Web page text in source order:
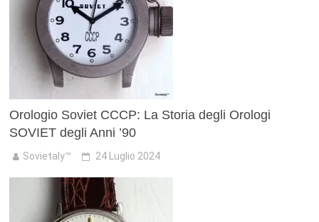
Orologio Soviet CCCP: La Storia degli Orologi
SOVIET degli Anni ’90
Sovietaly™ 24 Luglio 2024